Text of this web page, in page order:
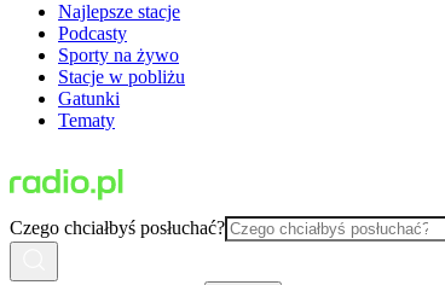
Najlepsze stacje
Podcasty
Sporty na żywo
Stacje w pobliżu
Gatunki
Tematy
Czego chciałbyś posłuchać?